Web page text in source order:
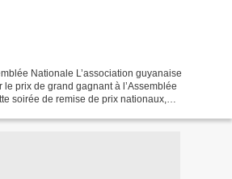
Nationale L’association guyanaise
le prix de grand gagnant à l’Assemblée
soirée de remise de prix nationaux,